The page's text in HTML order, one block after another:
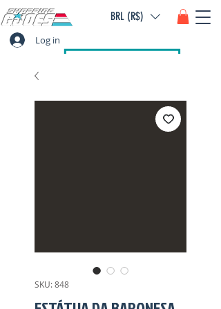
Log in
BRL (R$)
SKU: 848